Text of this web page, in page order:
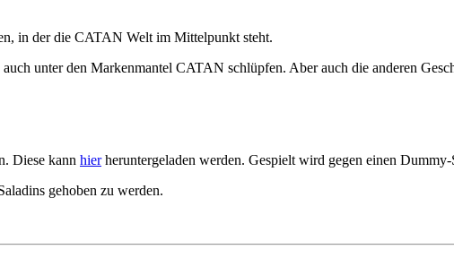
in der die CATAN Welt im Mittelpunkt steht.
unter den Markenmantel CATAN schlüpfen. Aber auch die anderen
Diese kann hierheruntergeladen werden. Gespielt wird gegen einen Dummy-
gehoben zu werden.